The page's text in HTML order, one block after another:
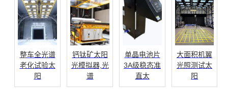
整车全光谱
老化试验太
阳
钙钛矿太阳
光模拟器,光
谱
单晶电池片
3A级稳态准
直太
大面积机翼
光照测试太
阳